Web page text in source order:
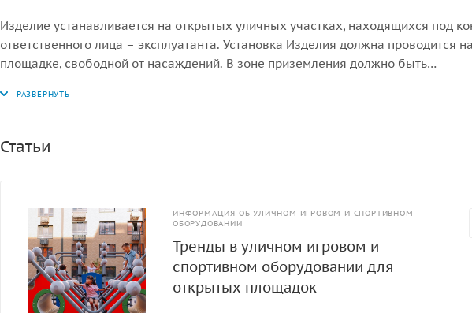
Изделие устанавливается на открытых уличных участках, находящихся под
ответственного лица – эксплуатанта. Установка Изделия должна проводится
площадке, свободной от насаждений. В зоне приземления должно быть
мм.
Статьи
ИНФОРМАЦИЯ ОБ УЛИЧНОМ ИГРОВОМ И СПОРТИВНОМ
ОБОРУДОВАНИИ
Тренды в уличном игровом и
спортивном оборудовании для
открытых площадок